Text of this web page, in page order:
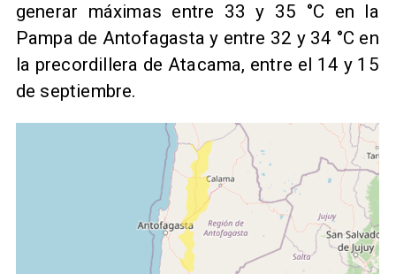
generar máximas entre 33 y 35 °C en la
Pampa de Antofagasta y entre 32 y 34 °C en
la precordillera de Atacama, entre el 14 y 15
de septiembre.